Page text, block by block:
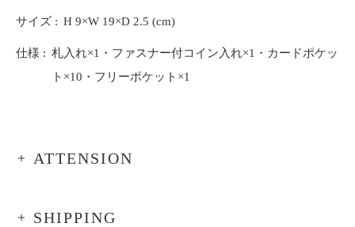
サイズ H 9×W 19×D 2.5 (cm)
仕様
札入れ×1・ファスナー付コイン入れ×1・カードポケッ
ト×10・フリーポケット×1
ATTENSION
SHIPPING